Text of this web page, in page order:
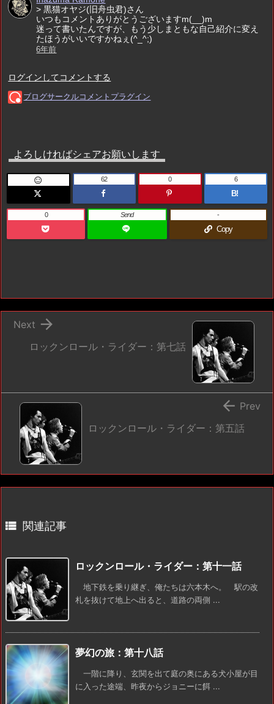
よろしければシェアお願いします
 62 0
B!
6
0 Send
Copy
-
ロックンロール・ライダー：第七話

Next
ロックンロール・ライダー：第五話
 Prev
 関連記事
ロックンロール・ライダー：第十一話
地下鉄を乗り継ぎ、俺たちは六本木へ。 駅の改
札を抜けて地上へ出ると、道路の両側 ...
夢幻の旅：第十八話
一階に降り、玄関を出て庭の奥にある犬小屋が目
に入った途端、昨夜からジョニーに餌 ...